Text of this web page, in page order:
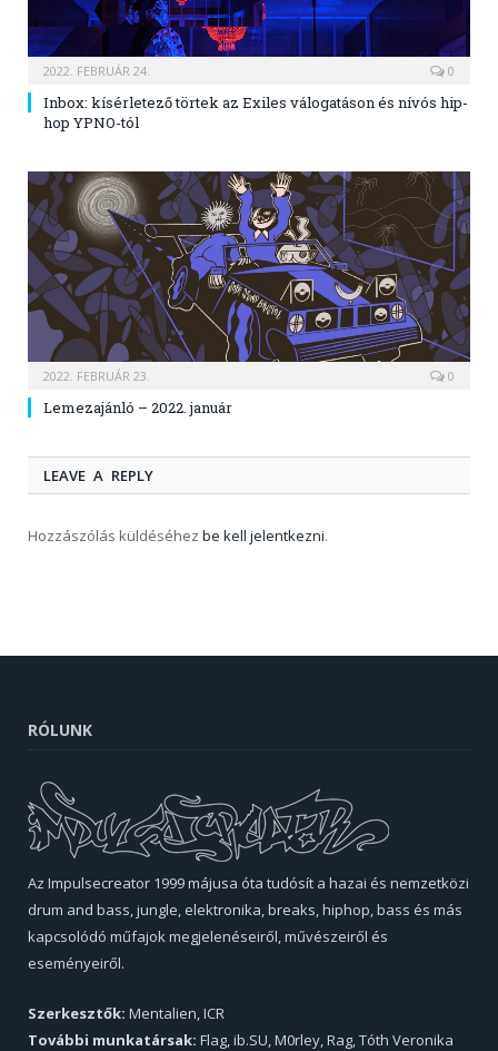
2022. FEBRUÁR 24. 0
Inbox: kísérletező törtek az Exiles válogatáson és nívós hip-
hop YPNO-tól
2022. FEBRUÁR 23. 0
Lemezajánló – 2022. január
LEAVE A REPLY
Hozzászólás küldéséhez be kell jelentkezni.
RÓLUNK
Az Impulsecreator 1999 májusa óta tudósít a hazai és nemzetközi
drum and bass, jungle, elektronika, breaks, hiphop, bass és más
kapcsolódó műfajok megjelenéseiről, művészeiről és
eseményeiről.
Szerkesztők: Mentalien, ICR
További munkatársak: Flag, ib.SU, M0rley, Rag, Tóth Veronika